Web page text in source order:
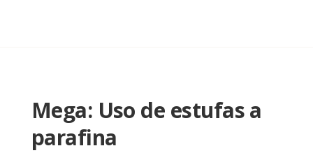
Mega: Uso de estufas a
parafina